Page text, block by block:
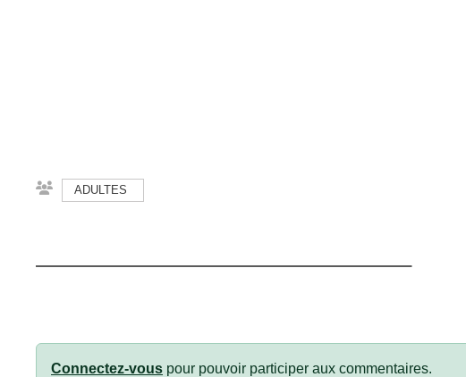
ADULTES
Connectez-vous pour pouvoir participer aux commentaires.